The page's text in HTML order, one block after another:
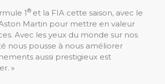
1® et la FIA cette saison, avec le
Martin pour mettre en valeur
Avec les yeux du monde sur nos
nous pousse à nous améliorer
aussi prestigieux est
»